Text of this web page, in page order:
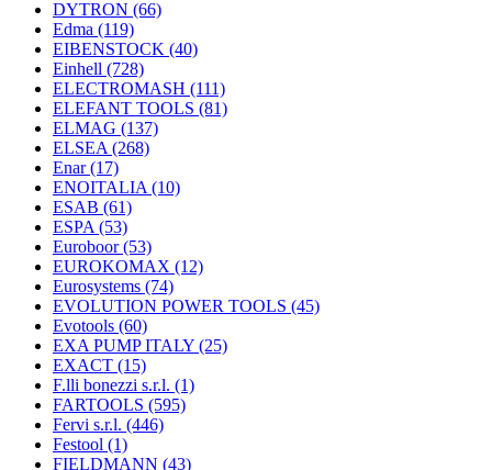
DYTRON (66)
Edma (119)
EIBENSTOCK (40)
Einhell (728)
ELECTROMASH (111)
ELEFANT TOOLS (81)
ELMAG (137)
ELSEA (268)
Enar(17)
ENOITALIA (10)
ESAB (61)
ESPA (53)
Euroboor(53)
EUROKOMAX (12)
Eurosystems (74)
EVOLUTION POWER TOOLS (45)
Evotools (60)
EXA PUMP ITALY (25)
EXACT (15)
F.lli bonezzi s.r.l. (1)
FARTOOLS (595)
Fervi s.r.l. (446)
Festool (1)
FIELDMANN (43)